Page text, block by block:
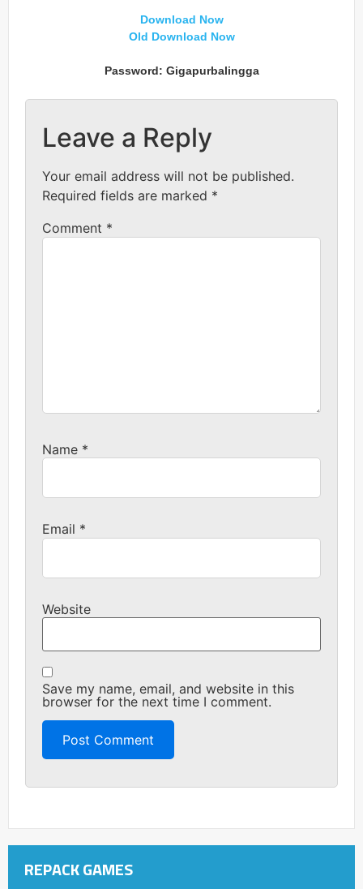
Download Now
Old Download Now
Password: Gigapurbalingga
Leave a Reply
Your email address will not be published.
Required fields are marked *
Comment *
Name *
Email *
Website
Save my name, email, and website in this
browser for the next time I comment.
REPACK GAMES